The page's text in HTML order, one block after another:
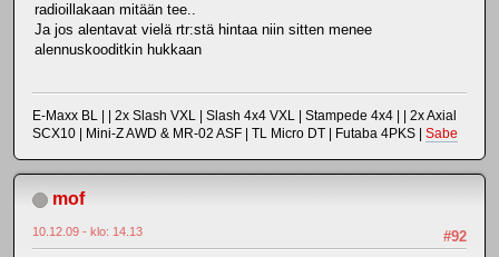
radioillakaan mitään tee..
Ja jos alentavat vielä rtr:stä hintaa niin sitten menee
alennuskooditkin hukkaan
E-Maxx BL | | 2x Slash VXL | Slash 4x4 VXL | Stampede 4x4 | | 2x Axial
SCX10 | Mini-Z AWD & MR-02 ASF | TL Micro DT | Futaba 4PKS | Sabe
mof
#92
10.12.09 - klo: 14.13